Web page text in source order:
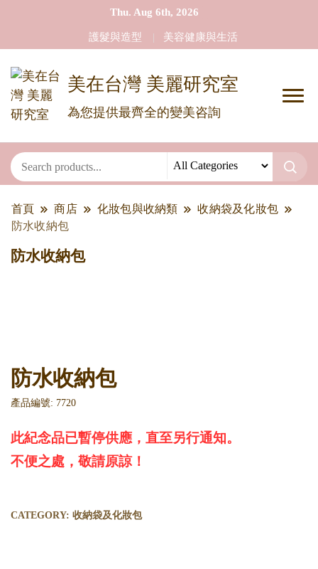
Thu. Aug 6th, 2026
護髮與造型 美容健康與生活
美在台灣 美麗研究室
為您提供最齊全的變美咨詢
首頁 商店 化妝包與收納類
收納袋及化妝包
防水收納包
防水收納包
防水收納包
產品編號: 7720
此紀念品已暫停供應，直至另行通知。
不便之處，敬請原諒！
CATEGORY: 收納袋及化妝包